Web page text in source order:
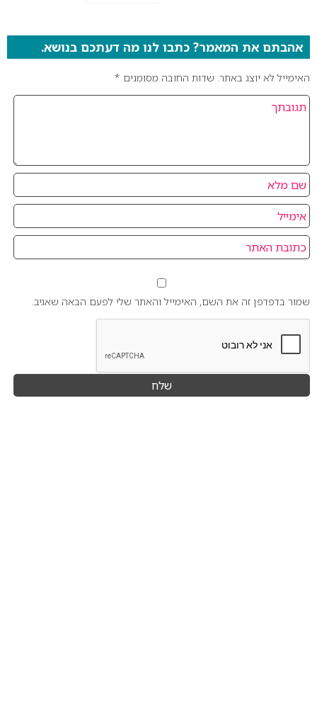
אהבתם את המאמר? כתבו לנו מה דעתכם בנושא.
האימייל לא יוצג באתר. שדות החובה מסומנים *
שמור בדפדפן זה את השם, האימייל והאתר שלי לפעם הבאה שאגיב.